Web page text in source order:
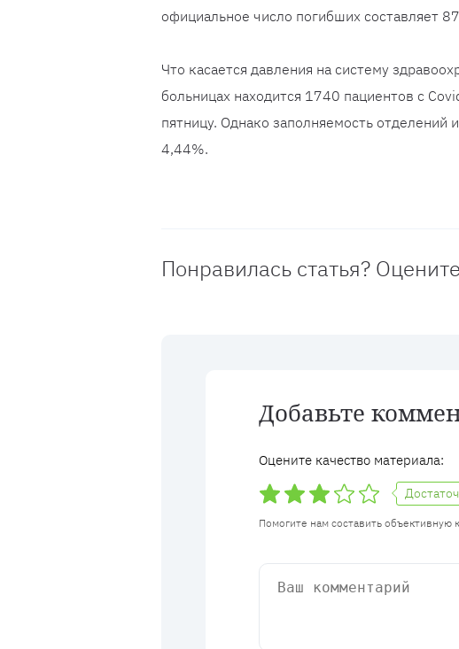
официальное число погибших составляет
Что касается давления на систему
больницах находится 1740 пациентов с
пятницу. Однако заполняемость отделений
4,44%.
Понравилась статья? Оцените
Добавьте
Оцените качество материала:
Помогите нам составить объективную